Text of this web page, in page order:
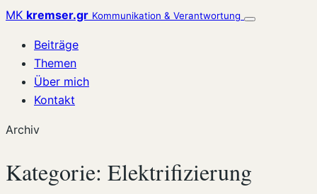
Zum
springen
MK kremser.gr Kommunikation & Verantwortung
Menü
Beiträge
Themen
Über mich
Kontakt
Archiv
Kategorie: Elektrifizierung